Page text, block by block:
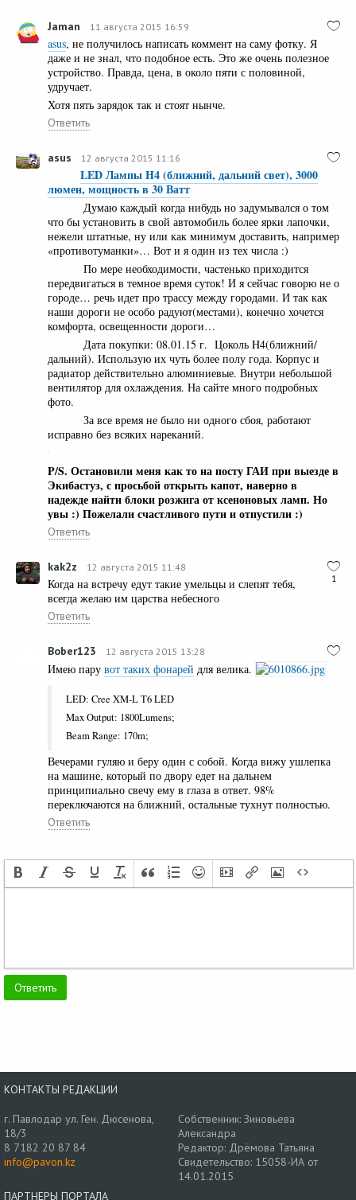
Jamаn 11 августа 2015 16:59
asus, не получилось написать коммент на саму фотку. Я
даже и не знал, что подобное есть. Это же очень полезное
устройство. Правда, цена, в около пяти с половиной,
удручает.
Хотя пять зарядок так и стоят нынче.
Ответить
asus 12 августа 2015 11:16
LED Лампы H4 (ближний, дальний свет), 3000
люмен, мощность в 30 Ватт
Думаю каждый когда нибудь но задумывался о том
что бы установить в свой автомобиль более ярки лапочки,
нежели штатные, ну или как минимум доставить, например
«противотуманки»… Вот и я один из тех числа :)
По мере необходимости, частенько приходится
передвигаться в темное время суток! И я сейчас говорю не о
городе… речь идет про трассу между городами. И так как
наши дороги не особо радуют(местами), конечно хочется
комфорта, освещенности дороги…
Дата покупки: 08.01.15 г. Цоколь H4(ближний/
дальний). Использую их чуть более полу года. Корпус и
радиатор действительно алюминиевые. Внутри небольшой
вентилятор для охлаждения. На сайте много подробных
фото.
За все время не было ни одного сбоя, работают
исправно без всяких нареканий.
P/S. Остановили меня как то на посту ГАИ при выезде в
Экибастуз, с просьбой открыть капот, наверно в
надежде найти блоки розжига от ксеноновых ламп. Но
увы :) Пожелали счастливого пути и отпустили :)
Ответить
1
kak2z 12 августа 2015 11:48
Когда на встречу едут такие умельцы и слепят тебя,
всегда желаю им царства небесного
Ответить
Bober123 12 августа 2015 13:28
Имею пару вот таких фонарей для велика.
LED: Cree XM-L T6 LED
Max Output: 1800Lumens;
Beam Range: 170m;
Вечерами гуляю и беру один с собой. Когда вижу ушлепка
на машине, который по двору едет на дальнем
принципиально свечу ему в глаза в ответ. 98%
переключаются на ближний, остальные тухнут полностью.
Ответить
КОНТАКТЫ РЕДАКЦИИ
г. Павлодар ул. Ген. Дюсенова,
18/3
8 7182 20 87 84
info@pavon.kz
Собственник: Зиновьева
Александра
Редактор: Дрёмова Татьяна
Свидетельство: 15058-ИА от
14.01.2015
ПАРТНЕРЫ ПОРТАЛА